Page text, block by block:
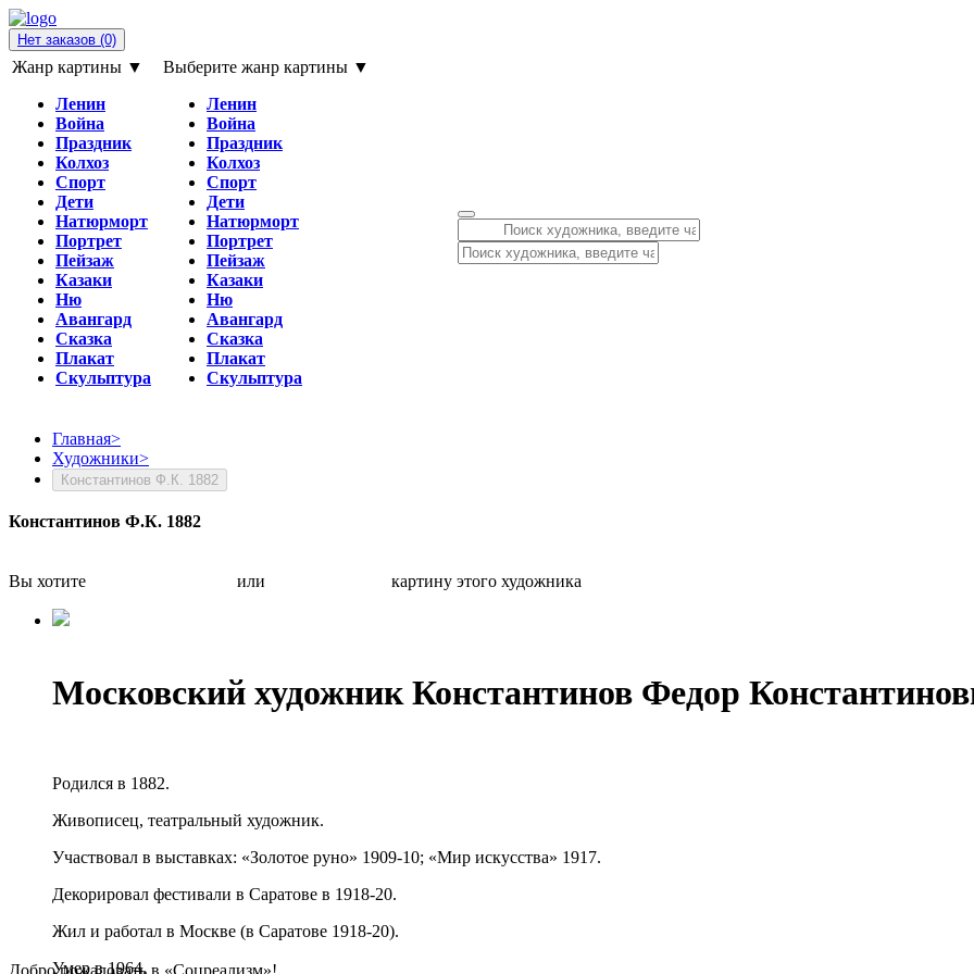
Нет заказов (0)
Жанр картины ▼
Ленин
Война
Праздник
Колхоз
Спорт
Дети
Натюрморт
Портрет
Пейзаж
Казаки
Ню
Авангард
Сказка
Плакат
Скульптура
Выберите жанр картины ▼
Ленин
Война
Праздник
Колхоз
Спорт
Дети
Натюрморт
Портрет
Пейзаж
Казаки
Ню
Авангард
Сказка
Плакат
Скульптура
Главная>
Художники>
Константинов Ф.К. 1882
Константинов Ф.К. 1882
Вы хотите или картину этого художника
Московский художник Константинов Федор
Родился в 1882.
Живописец, театральный художник.
Участвовал в выставках: «Золотое руно» 1909-10; «Мир искусства» 1917.
Декорировал фестивали в Саратове в 1918-20.
Жил и работал в Москве (в Саратове 1918-20).
Умер в 1964.
Добро пожаловать в «Соцреализм»!